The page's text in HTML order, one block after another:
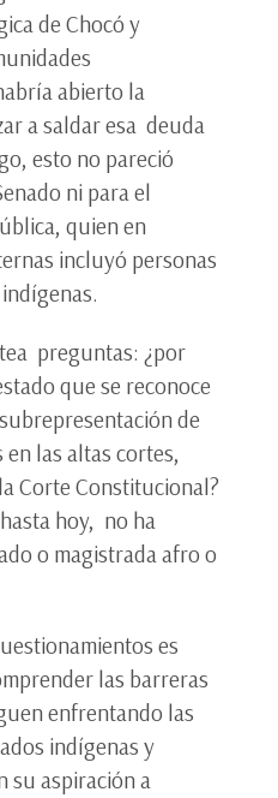
de Chocó y
abierto la
a saldar esa deuda
esto no pareció
ni para el
quien en
incluyó personas
preguntas: ¿por
que se reconoce
de
las altas cortes,
Corte Constitucional?
hoy, no ha
o magistrada afro o
es
las barreras
enfrentando las
indígenas y
su aspiración a